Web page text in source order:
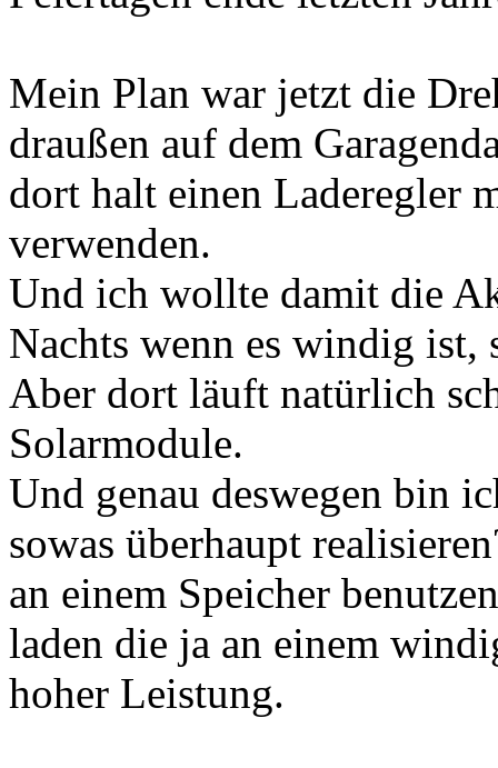
Mein Plan war jetzt die
draußen auf dem
dort halt einen Laderegler
verwenden.
Und ich wollte damit die
Nachts wenn es windig ist,
Aber dort läuft natürlich
Solarmodule.
Und genau deswegen bin
sowas überhaupt
an einem Speicher
laden die ja an einem
hoher Leistung.